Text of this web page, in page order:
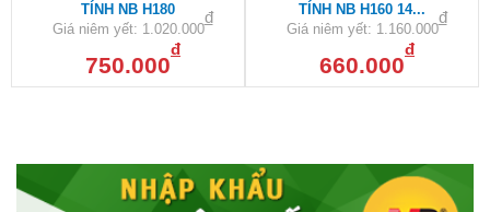
TÍNH NB H180
Giá niêm yết: 1.020.000
đ
750.000
đ
TÍNH NB H160 14...
Giá niêm yết: 1.160.000
đ
660.000
đ